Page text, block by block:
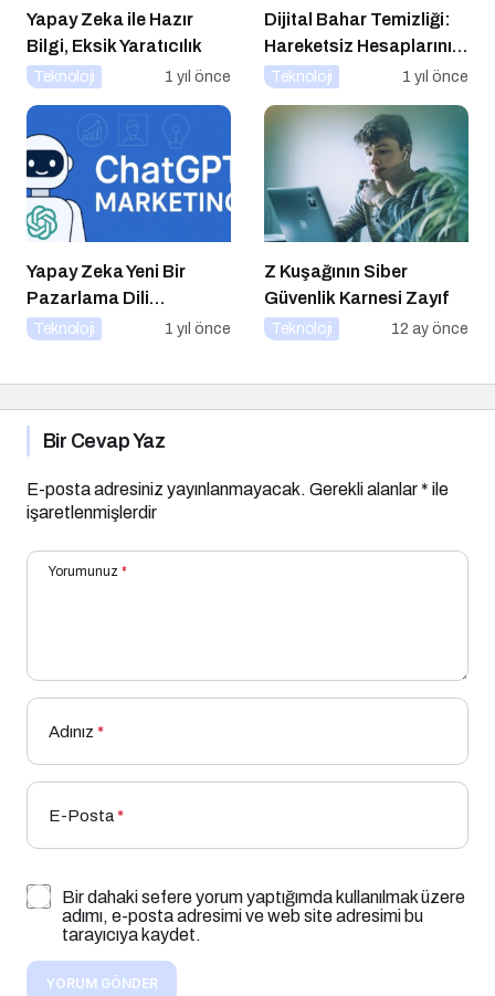
Yapay Zeka ile Hazır
Bilgi, Eksik Yaratıcılık
Teknoloji 1 yıl önce
Dijital Bahar Temizliği:
Hareketsiz Hesaplarınızı
Temizlemenin Zamanı
Teknoloji 1 yıl önce
Yapay Zeka Yeni Bir
Pazarlama Dili
Konuşuyor:
Fırsatlar
Teknoloji 1 yıl önce
Z Kuşağının Siber
Güvenlik Karnesi Zayıf
Teknoloji 12 ay önce
Bir Cevap Yaz
E-posta adresiniz yayınlanmayacak. Gerekli alanlar* ile
işaretlenmişlerdir
Yorumunuz *
Adınız *
E-Posta*
Bir dahaki sefere yorum yaptığımda kullanılmak üzere
adımı, e-posta adresimi ve web site adresimi bu
tarayıcıya kaydet.
YORUM GÖNDER